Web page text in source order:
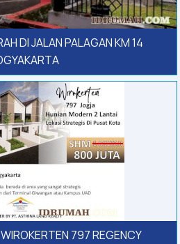
DI JALAN PALAGAN KM 14
797 REGENCY